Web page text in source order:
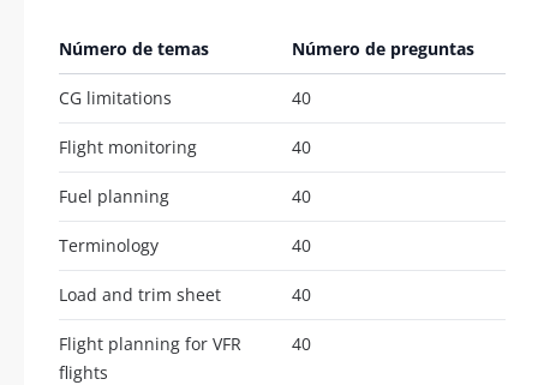
Número de temas Número de preguntas
CG limitations 40
Flight monitoring 40
Fuel planning 40
Terminology 40
Load and trim sheet 40
Flight planning for VFR
flights
40